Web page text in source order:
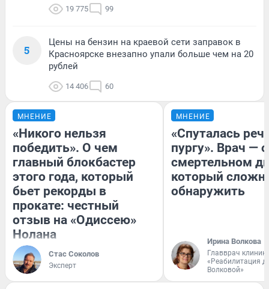
19 775 99
5
Цены на бензин на краевой сети заправок в
Красноярске внезапно упали больше чем на 20
рублей
14 406 60
МНЕНИЕ
«Никого нельзя
победить». О чем
главный блокбастер
этого года, который
бьет рекорды в
прокате: честный
отзыв на «Одиссею»
Нолана
Стас Соколов
Эксперт
МНЕНИЕ
«Спуталась
пургу». Врач — о
смертельном
который
обнаружить
Ирина Волкова
Главврач
«Реабилитация
Волковой»